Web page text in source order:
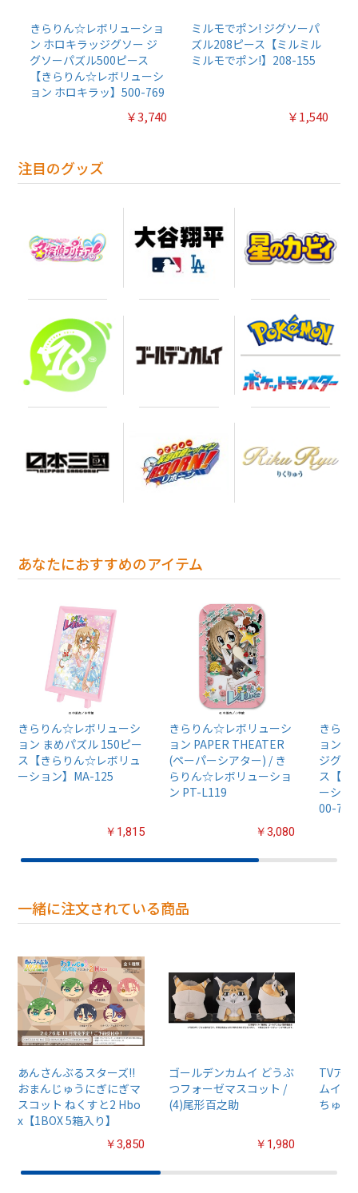
きらりん☆レボリューショ
ン ホロキラッジグソー ジ
グソーパズル500ピース
【きらりん☆レボリューシ
ョン ホロキラッ】500-769
￥3,740
ミルモでポン! ジグソーパ
ズル208ピース【ミルミル
ミルモでポン!】208-155
￥1,540
注目のグッズ
あなたにおすすめのアイテム
きらりん☆レボリューシ
ョン まめパズル 150ピー
ス【きらりん☆レボリュ
ーション】MA-125
￥1,815
きらりん☆レボリューシ
ョン PAPER THEATER
(ペーパーシアター) / き
らりん☆レボリューショ
ン PT-L119
￥3,080
きら
ョン
ジグソ
ス【き
ーショ
00-769
一緒に注文されている商品
あんさんぶるスターズ!!
おまんじゅうにぎにぎマ
スコット ねくすと2 Hbo
x【1BOX 5箱入り】
￥3,850
ゴールデンカムイ どうぶ
つフォーゼマスコット /
(4)尾形百之助
￥1,980
TVア
ムイ』
ちゅる